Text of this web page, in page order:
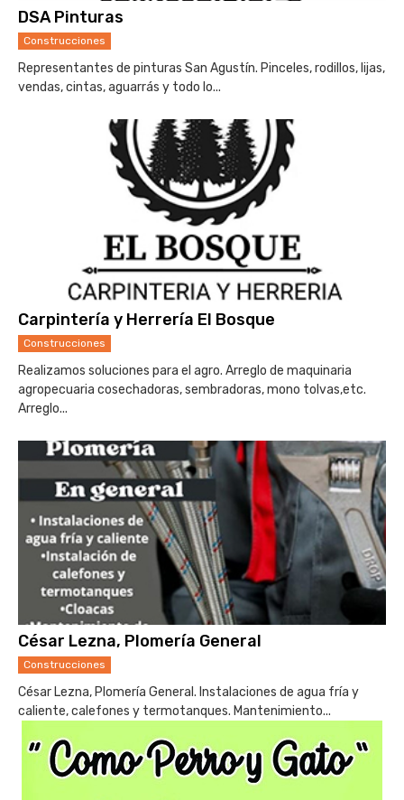
DSA Pinturas
Construcciones
Representantes de pinturas San Agustín. Pinceles, rodillos, lijas,
vendas, cintas, aguarrás y todo lo...
Carpintería y Herrería El Bosque
Construcciones
Realizamos soluciones para el agro. Arreglo de maquinaria
agropecuaria cosechadoras, sembradoras, mono tolvas,etc.
Arreglo...
César Lezna, Plomería General
Construcciones
César Lezna, Plomería General. Instalaciones de agua fría y
caliente, calefones y termotanques. Mantenimiento...